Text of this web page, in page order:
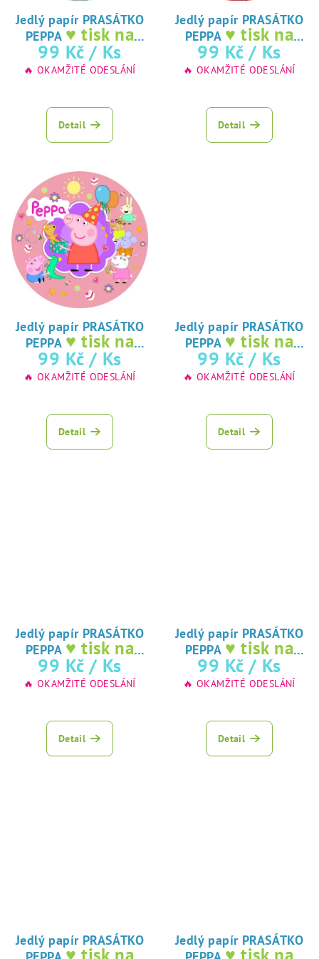
Jedlý papír PRASÁTKO
PEPPA ♥ tisk na
jedlý papír
99 Kč / Ks
🔥 OKAMŽITÉ ODESLÁNÍ
Detail
Jedlý papír PRASÁTKO
PEPPA ♥ tisk na
jedlý papír
99 Kč / Ks
🔥 OKAMŽITÉ ODESLÁNÍ
Detail
Jedlý papír PRASÁTKO
PEPPA ♥ tisk na
jedlý papír
99 Kč / Ks
🔥 OKAMŽITÉ ODESLÁNÍ
Detail
Jedlý papír PRASÁTKO
PEPPA ♥ tisk na
jedlý papír
99 Kč / Ks
🔥 OKAMŽITÉ ODESLÁNÍ
Detail
Jedlý papír PRASÁTKO
PEPPA ♥ tisk na
jedlý papír
99 Kč / Ks
🔥 OKAMŽITÉ ODESLÁNÍ
Detail
Jedlý papír PRASÁTKO
PEPPA ♥ tisk na
jedlý papír
99 Kč / Ks
🔥 OKAMŽITÉ ODESLÁNÍ
Detail
Jedlý papír PRASÁTKO
Jedlý papír PRASÁTKO